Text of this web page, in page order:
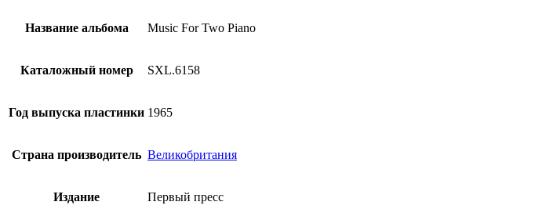
Название альбома Music For Two Piano
Каталожный номер SXL.6158
Год выпуска пластинки 1965
Страна производитель Великобритания
Издание Первый пресс